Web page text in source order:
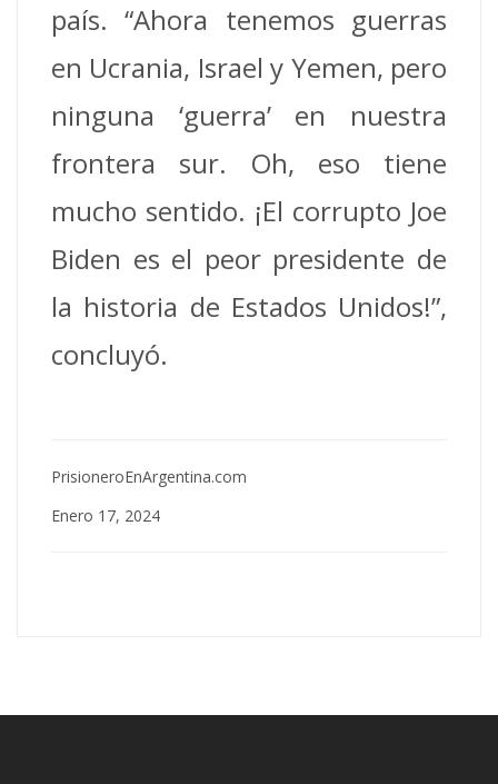
país. “Ahora tenemos guerras
en Ucrania, Israel y Yemen, pero
ninguna ‘guerra’ en nuestra
frontera sur. Oh, eso tiene
mucho sentido. ¡El corrupto Joe
Biden es el peor presidente de
la historia de Estados Unidos!”,
concluyó.
PrisioneroEnArgentina.com
Enero 17, 2024